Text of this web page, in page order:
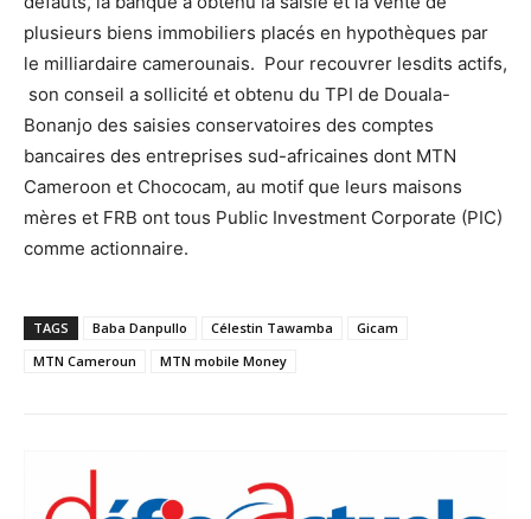
plusieurs biens immobiliers placés en hypothèques par
le milliardaire camerounais. Pour recouvrer lesdits actifs,
son conseil a sollicité et obtenu du TPI de Douala-
Bonanjo des saisies conservatoires des comptes
bancaires des entreprises sud-africaines dont MTN
Cameroon et Chococam, au motif que leurs maisons
mères et FRB ont tous Public Investment Corporate (PIC)
comme actionnaire.
TAGS Baba Danpullo Célestin Tawamba
Gicam
MTN Cameroun
MTN mobile Money